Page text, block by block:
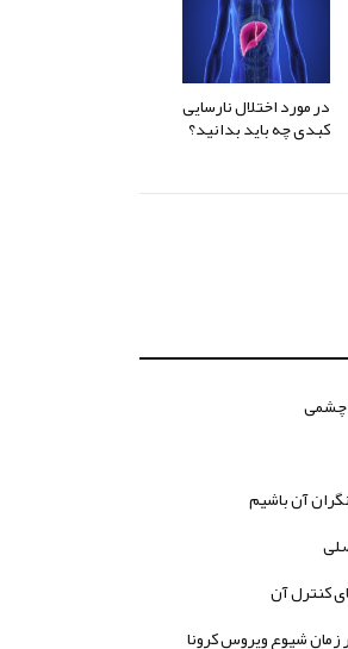
در مورد اختلال نارسایی
کبدی چه باید بدانید؟
چشمی
آن باشیم
کنترل آن
زمان شیوع ویروس کرونا